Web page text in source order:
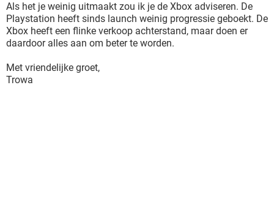
Als het je weinig uitmaakt zou ik je de Xbox adviseren. De
Playstation heeft sinds launch weinig progressie geboekt. De
Xbox heeft een flinke verkoop achterstand, maar doen er
daardoor alles aan om beter te worden.
Met vriendelijke groet,
Trowa